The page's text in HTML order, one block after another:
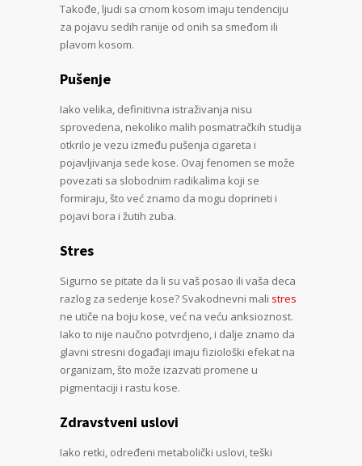
Takođe, ljudi sa crnom kosom imaju tendenciju
za pojavu sedih ranije od onih sa smeđom ili
plavom kosom.
Pušenje
Iako velika, definitivna istraživanja nisu
sprovedena, nekoliko malih posmatračkih studija
otkrilo je vezu između pušenja cigareta i
pojavljivanja sede kose. Ovaj fenomen se može
povezati sa slobodnim radikalima koji se
formiraju, što već znamo da mogu doprineti i
pojavi bora i žutih zuba.
Stres
Sigurno se pitate da li su vaš posao ili vaša deca
razlog za sedenje kose? Svakodnevni mali stres
ne utiče na boju kose, već na veću anksioznost.
Iako to nije naučno potvrdjeno, i dalje znamo da
glavni stresni događaji imaju fiziološki efekat na
organizam, što može izazvati promene u
pigmentaciji i rastu kose.
Zdravstveni uslovi
Iako retki, određeni metabolički uslovi, teški